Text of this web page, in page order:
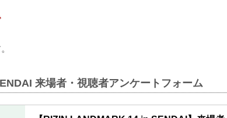
来場者・視聴者アンケートフォーム